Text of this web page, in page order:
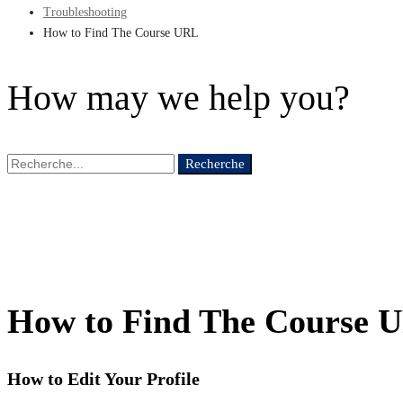
Troubleshooting
How to Find The Course URL
How may we help you?
Recherche
Recherche
How to Find The Course
How to Edit Your Profile